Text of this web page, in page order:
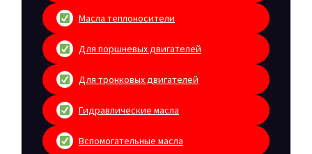
Масла теплоносители
Для поршневых двигателей
Для тронковых двигателей
Гидравлические масла
Вспомогательные масла